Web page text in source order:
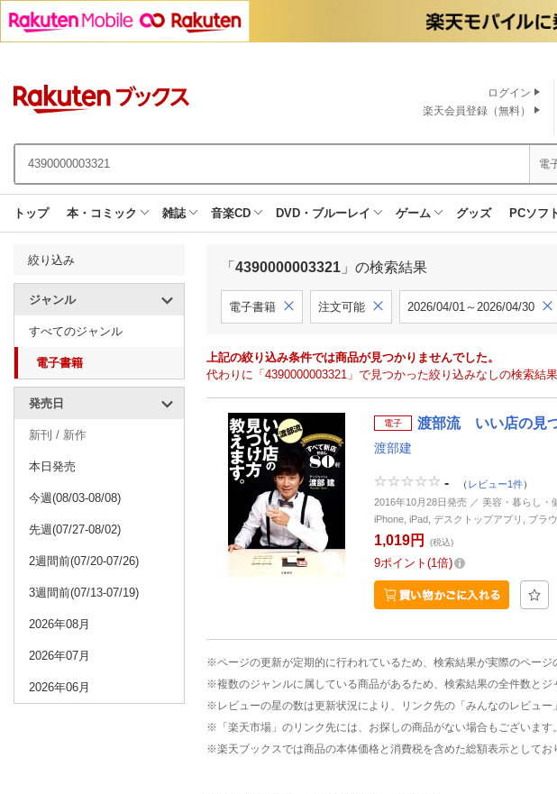
ログイン
楽天会員登録（無料）
電
トップ 本・コミック 雑誌 音楽CD DVD・ブルーレイ ゲーム グッズ PCソフ
絞り込み
ジャンル
すべてのジャンル
電子書籍
発売日
新刊 / 新作
本日発売
今週(08/03-08/08)
先週(07/27-08/02)
2週間前(07/20-07/26)
3週間前(07/13-07/19)
2026年08月
2026年07月
2026年06月
「 4390000003321 」の検索結果
電子書籍 注文可能 2026/04/01～2026/04/30
上記の絞り込み条件では商品が見つかりませんでした。
代わりに「4390000003321」で見つかった絞り込みなしの検索結
電子 渡部流 いい店の見
渡部建
- （ レビュー1件）
2016年10月28日発売 ／ 美容・暮らし・
iPhone, iPad, デスクトップアプリ, ブラ
1,019円 (税込)
9ポイント 1倍
※ページの更新が定期的に行われているため、検索結果が実際のペー
※複数のジャンルに属している商品があるため、検索結果の全件数とジ
※レビューの星の数は更新状況により、リンク先の「みんなのレビュー
※「楽天市場」のリンク先には、お探しの商品がない場合もございま
※楽天ブックスでは商品の本体価格と消費税を含めた総額表示としてお